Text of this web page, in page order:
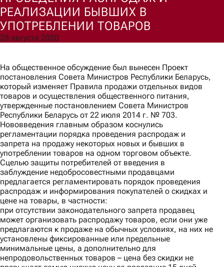
РЕАЛИЗАЦИИ БЫВШИХ В
УПОТРЕБЛЕНИИ ТОВАРОВ
28 августа 2020
На общественное обсуждение был вынесен Проект
постановления Совета Министров Республики Беларусь,
который изменяет Правила продажи отдельных видов
товаров и осуществления общественного питания,
утвержденные постановлением Совета Министров
Республики Беларусь от 22 июля 2014 г. № 703.
Нововведения главным образом коснулись
регламентации порядка проведения распродаж и
запрета на продажу некоторых новых и бывших в
употреблении товаров на одном торговом объекте.
Сцелью защиты потребителей от введения в
заблуждение недобросовестными продавцами
предлагается регламентировать порядок проведения
распродаж и информирования покупателей о скидках и
цене на товары, в частности:
при отсутствии законодательного запрета продавец
может организовать распродажу товаров, если они уже
предлагаются к продаже на обычных условиях, на них не
установлены фиксированные или предельные
минимальные цены, а дополнительно для
непродовольственных товаров – цена без скидки не
Согласен(а) на обработку моих персональных данных для
обработки запроса и обратной связи в соответствии с
Политикой обработки персональных данных.
последствиями дачи согласия.
Отправить